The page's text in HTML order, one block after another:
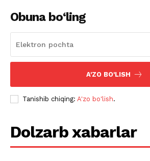
Obuna bo‘ling
A'ZO BO'LISH
Tanishib chiqing: A'zo bo'lish.
Dolzarb xabarlar